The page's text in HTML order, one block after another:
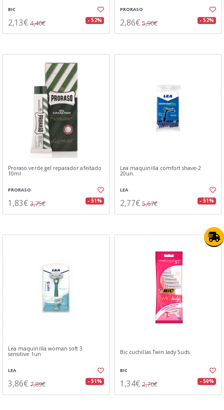
BIC
2,13€ 4,40€ - 52%
PRORASO
2,86€ 5,90€ - 52%
Proraso verde gel reparador afeitado
10ml
PRORASO
1,83€ 3,75€ - 51%
Lea maquinilla comfort shave-2
20un.
LEA
2,77€ 5,67€ - 51%
Lea maquinilla woman soft 3
sensitive 1un
LEA
3,86€ 7,89€ - 51%
Bic cuchillas Twin lady 5uds.
BIC
1,34€ 2,70€ - 50%